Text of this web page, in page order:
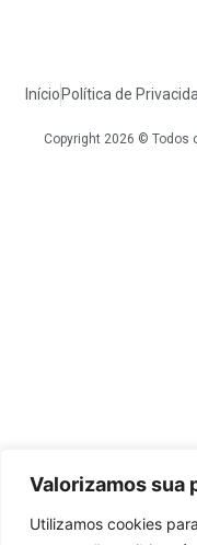
Valorizamos sua
Utilizamos cookies
Início Política de
Copyright 2026 © Todos